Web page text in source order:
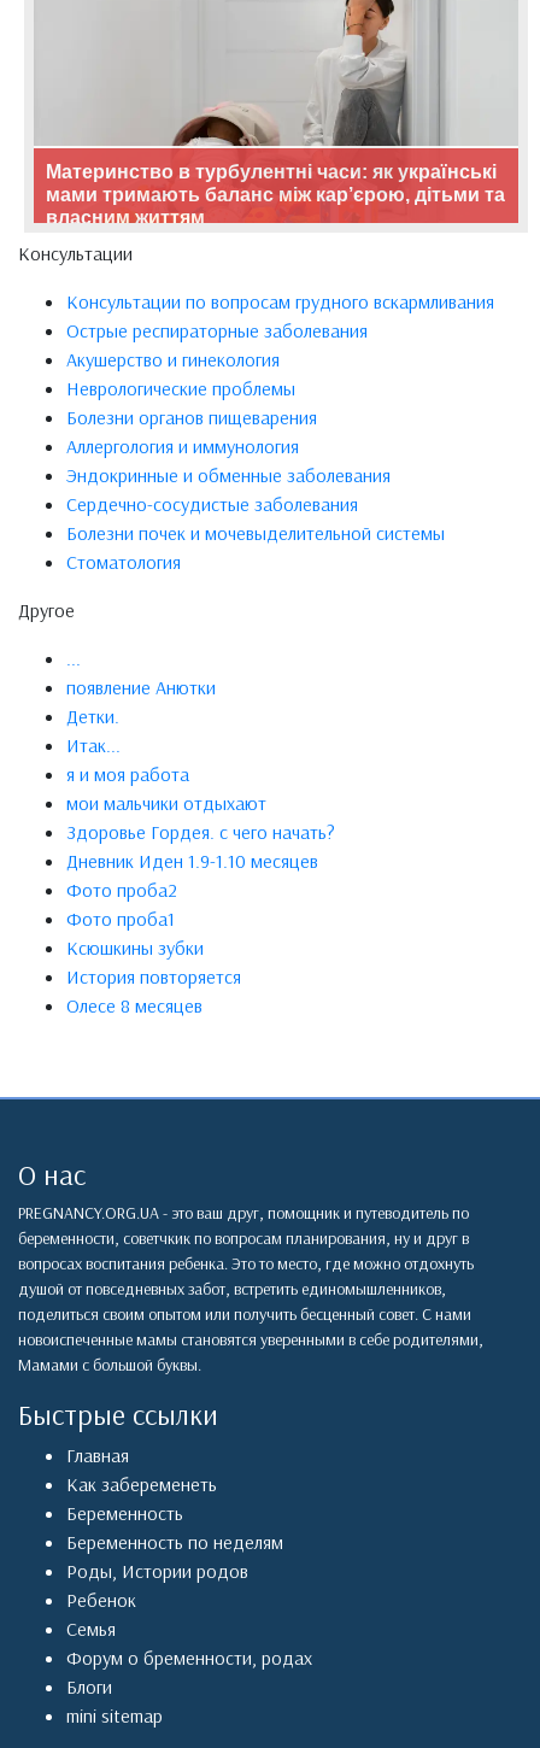
Материнство в турбулентні часи: як українські
мами тримають баланс між кар’єрою, дітьми та
власним життям
Консультации
Консультации по вопросам грудного вскармливания
Острые респираторные заболевания
Акушерство и гинекология
Неврологические проблемы
Болезни органов пищеварения
Аллергология и иммунология
Эндокринные и обменные заболевания
Сердечно-сосудистые заболевания
Болезни почек и мочевыделительной системы
Стоматология
Другое
...
появление Анютки
Детки.
Итак...
я и моя работа
мои мальчики отдыхают
Здоровье Гордея. с чего начать?
Дневник Иден 1.9-1.10 месяцев
Фото проба2
Фото проба1
Ксюшкины зубки
История повторяется
Олесе 8 месяцев
О нас
PREGNANCY.ORG.UA - это ваш друг, помощник и путеводитель по
беременности, советчкик по вопросам планирования, ну и друг в
вопросах воспитания ребенка. Это то место, где можно отдохнуть
душой от повседневных забот, встретить единомышленников,
поделиться своим опытом или получить бесценный совет. С нами
новоиспеченные мамы становятся уверенными в себе родителями,
Мамами с большой буквы.
Быстрые ссылки
Главная
Как забеременеть
Беременность
Беременность по неделям
Роды, Истории родов
Ребенок
Семья
Форум о бременности, родах
Блоги
mini sitemap